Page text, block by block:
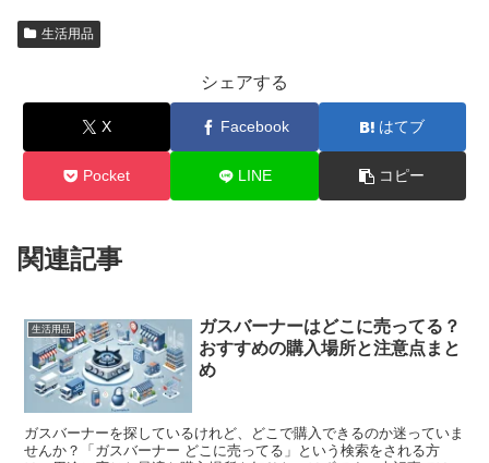
生活用品
シェアする
X Facebook はてブ
Pocket LINE コピー
関連記事
生活用品
ガスバーナーはどこに売ってる？
おすすめの購入場所と注意点まと
め
ガスバーナーを探しているけれど、どこで購入できるのか迷っていま
せんか？「ガスバーナー どこに売ってる」という検索をされる方